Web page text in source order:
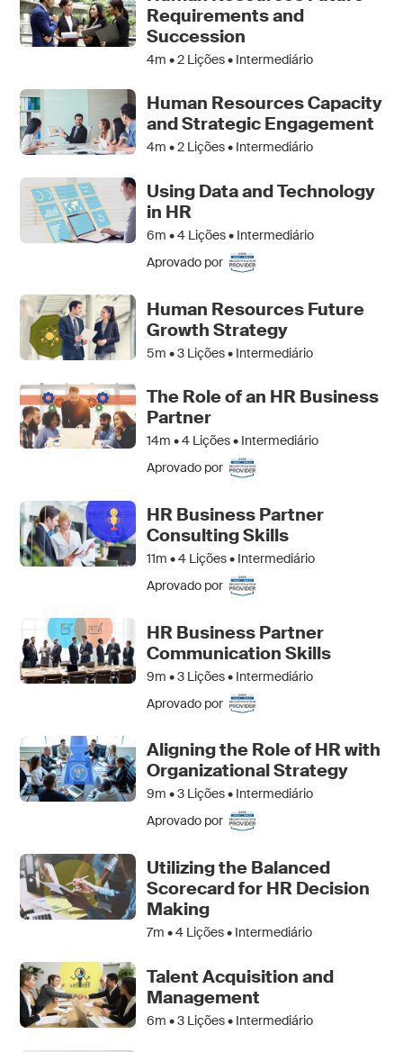
Requirements and
Succession
4m •2 Lições • Intermediário
Human Resources Capacity
and Strategic Engagement
4m •2 Lições • Intermediário
Using Data and Technology
in HR
6m •4 Lições • Intermediário
Aprovado por
Human Resources Future
Growth Strategy
5m •3 Lições • Intermediário
The Role of an HR Business
Partner
14m •4 Lições • Intermediário
Aprovado por
HR Business Partner
Consulting Skills
11m •4 Lições • Intermediário
Aprovado por
HR Business Partner
Communication Skills
9m •3 Lições • Intermediário
Aprovado por
Aligning the Role of HR with
Organizational Strategy
9m •3 Lições • Intermediário
Aprovado por
Utilizing the Balanced
Scorecard for HR Decision
Making
7m •4 Lições • Intermediário
Talent Acquisition and
Management
6m •3 Lições • Intermediário